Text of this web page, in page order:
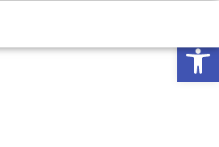
פתח סרגל נגישות